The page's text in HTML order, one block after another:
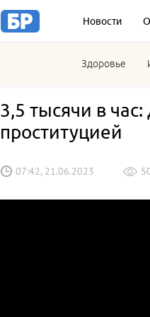
Новости
Здоровье
3,5 тысячи в
проституцией
07:42, 21.06.2023